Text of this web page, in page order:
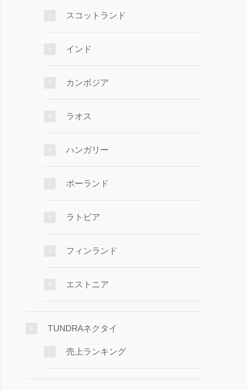
スコットランド
インド
カンボジア
ラオス
ハンガリー
ポーランド
ラトビア
フィンランド
エストニア
TUNDRAネクタイ
売上ランキング